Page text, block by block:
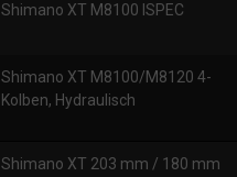
Shimano XT M8100 ISPEC
Shimano XT M8100/M8120 4-
Kolben, Hydraulisch
Shimano XT 203 mm / 180 mm